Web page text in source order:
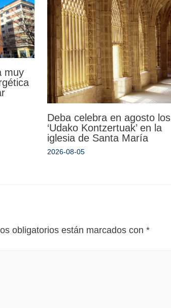
muy
Deba celebra en agosto los
‘Udako Kontzertuak’ en la
iglesia de Santa María
2026-08-05
obligatorios están marcados con *